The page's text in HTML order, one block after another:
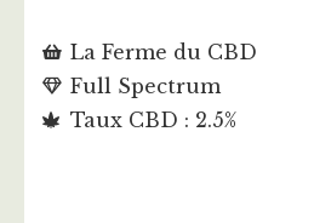
La Ferme du CBD
Full Spectrum
Taux CBD : 2.5%